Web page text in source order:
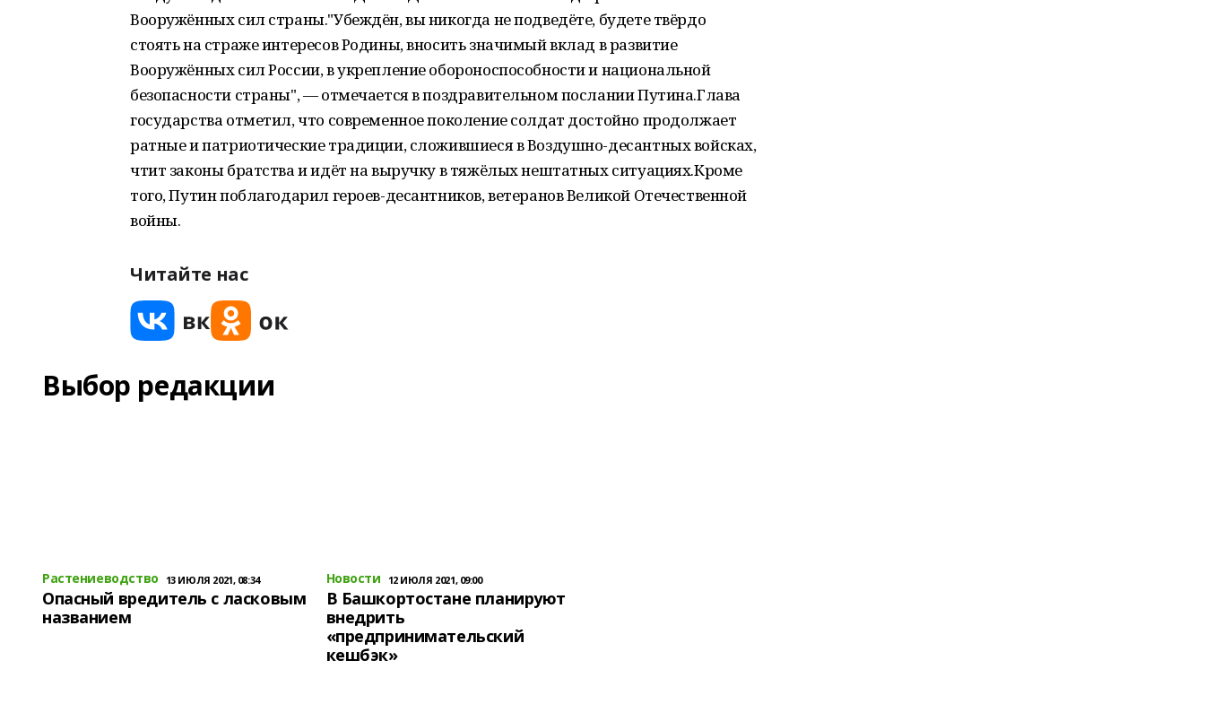
Вооружённых сил страны."Убеждён, вы никогда не подведёте, будете твёрдо
стоять на страже интересов Родины, вносить значимый вклад в развитие
Вооружённых сил России, в укрепление обороноспособности и национальной
безопасности страны", — отмечается в поздравительном послании Путина.Глава
государства отметил, что современное поколение солдат достойно продолжает
ратные и патриотические традиции, сложившиеся в Воздушно-десантных войсках,
чтит законы братства и идёт на выручку в тяжёлых нештатных ситуациях.Кроме
того, Путин поблагодарил героев-десантников, ветеранов Великой Отечественной
войны.
Читайте нас
Выбор редакции
Растениеводство 13 ИЮЛЯ 2021, 08:34
Опасный вредитель с ласковым
названием
Новости 12 ИЮЛЯ 2021, 09:00
В Башкортостане планируют
внедрить
«предпринимательский
кешбэк»